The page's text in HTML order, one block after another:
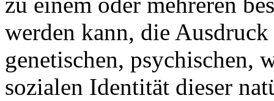
werden kann, die
genetischen, psychischen,
sozialen Identität dieser